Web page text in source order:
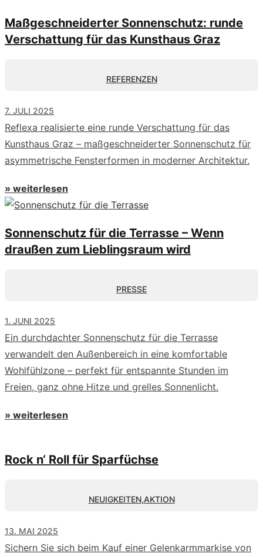
Maßgeschneiderter Sonnenschutz: runde
Verschattung für das Kunsthaus Graz
REFERENZEN
7. JULI 2025
Reflexa realisierte eine runde Verschattung für das
Kunsthaus Graz – maßgeschneiderter Sonnenschutz für
asymmetrische Fensterformen in moderner Architektur.
» weiterlesen
Sonnenschutz für die Terrasse – Wenn
draußen zum Lieblingsraum wird
PRESSE
1. JUNI 2025
Ein durchdachter Sonnenschutz für die Terrasse
verwandelt den Außenbereich in eine komfortable
Wohlfühlzone – perfekt für entspannte Stunden im
Freien, ganz ohne Hitze und grelles Sonnenlicht.
» weiterlesen
Rock n‘ Roll für Sparfüchse
NEUIGKEITEN,AKTION
13. MAI 2025
Sichern Sie sich beim Kauf einer Gelenkarmmarkise von